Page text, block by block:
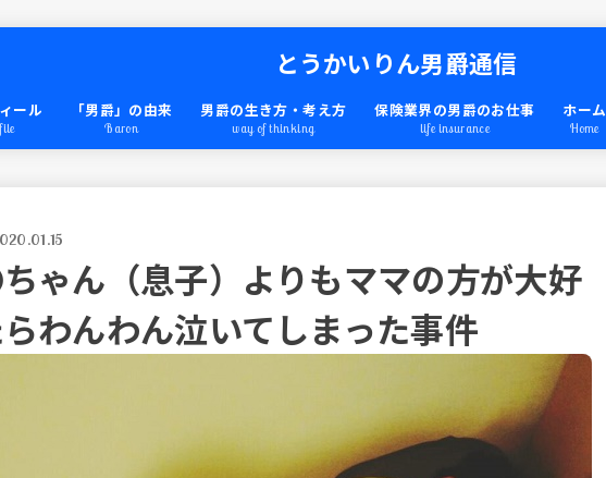
とうかいりん男爵通信
ール 「男爵」の由来
Baron
男爵の生き方・考え方
way of thinking
保険業界の男爵のお仕事
life insurance
ホーム
Home
ゃん（息子）よりもママの方が大好
わんわん泣いてしまった事件